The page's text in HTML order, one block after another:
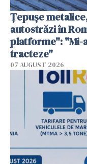
Țepușe
autostrăzi în
platforme": "Mi-
tracteze"
07 AUGUST 2026